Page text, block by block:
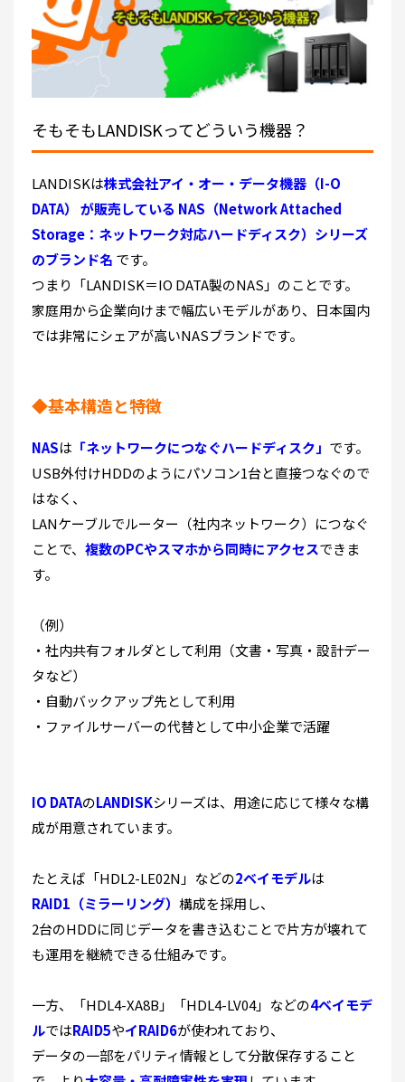
そもそもLANDISKってどういう機器？
LANDISKは株式会社アイ・オー・データ機器（I-O
DATA） が販売している NAS（Network Attached
Storage：ネットワーク対応ハードディスク）シリーズ
のブランド名 です。
つまり「LANDISK＝IO DATA製のNAS」のことです。
家庭用から企業向けまで幅広いモデルがあり、日本国内
では非常にシェアが高いNASブランドです。
◆基本構造と特徴
NASは 「ネットワークにつなぐハードディスク」 です。
USB外付けHDDのようにパソコン1台と直接つなぐので
はなく、
LANケーブルでルーター（社内ネットワーク）につなぐ
ことで、 複数のPCやスマホから同時にアクセスできま
す。
（例）
・社内共有フォルダとして利用（文書・写真・設計デー
タなど）
・自動バックアップ先として利用
・ファイルサーバーの代替として中小企業で活躍
IO DATAのLANDISKシリーズは、用途に応じて様々な構
成が用意されています。
たとえば「HDL2-LE02N」などの2ベイモデルは
RAID1（ミラーリング） 構成を採用し、
2台のHDDに同じデータを書き込むことで片方が壊れて
も運用を継続できる仕組みです。
一方、「HDL4-XA8B」「HDL4-LV04」などの4ベイモデ
ルではRAID5やイRAID6が使われており、
データの一部をパリティ情報として分散保存すること